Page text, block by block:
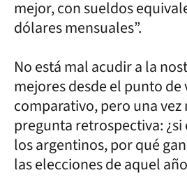
mejor, con sueldos
dólares mensuales”.
No está mal acudir a la
mejores desde el punto de
comparativo, pero una vez
pregunta retrospectiva:
los argentinos, por qué
las elecciones de aquel